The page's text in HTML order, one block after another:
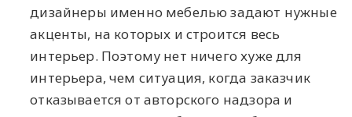
дизайнеры именно мебелью задают нужные
акценты, на которых и строится весь
интерьер. Поэтому нет ничего хуже для
интерьера, чем ситуация, когда заказчик
отказывается от авторского надзора и